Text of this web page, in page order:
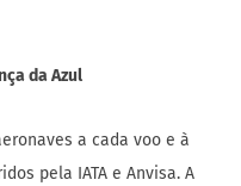
da Azul
a cada voo e à
pela IATA e Anvisa. A